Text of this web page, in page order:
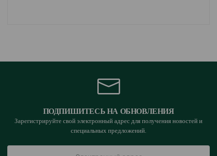
ПОДПИШИТЕСЬ НА ОБНОВЛЕНИЯ
Зарегистрируйте свой электронный адрес для получения новостей и
специальных предложений.